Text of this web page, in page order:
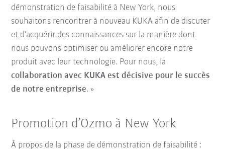
démonstration de faisabilité à New York, nous
souhaitons rencontrer à nouveau KUKA afin de discuter
et d’acquérir des connaissances sur la manière dont
nous pouvons optimiser ou améliorer encore notre
produit avec leur technologie. Pour nous, la
collaboration avec KUKA est décisive pour le succès
de notre entreprise. »
Promotion d’Ozmo à New York
À propos de la phase de démonstration de faisabilité :